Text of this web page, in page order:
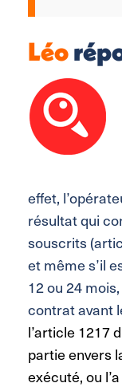
Léo
effet,
résultat qui
souscrits
et même s’il
12 ou 24
contrat avant
l’article 1217
partie envers
exécuté, ou